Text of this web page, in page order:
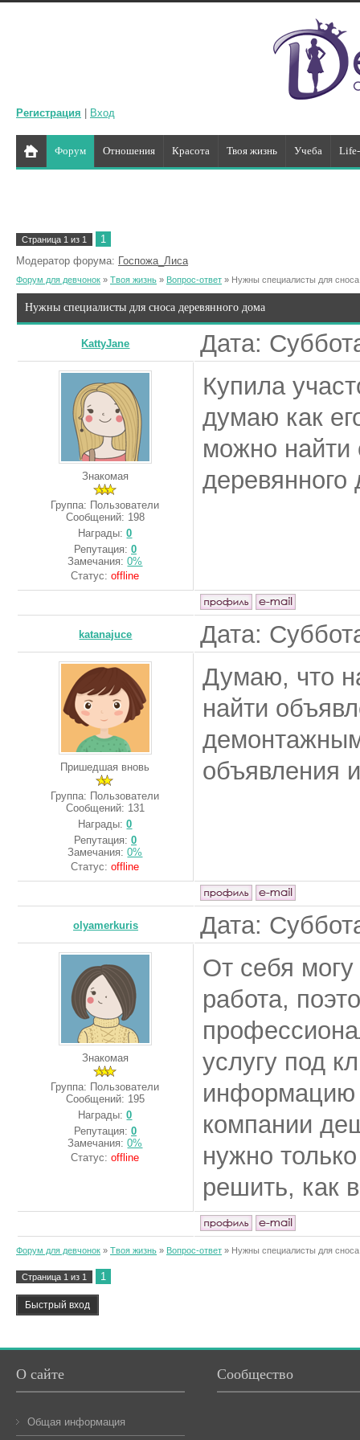
Регистрация Вход
Форум Отношения Красота Твоя жизнь Учеба
Страница 1 из 1
1
Модератор форума: Госпожа_Лиса
Форум для девчонок » Твоя жизнь » Вопрос-ответ » Нужны специалисты для
Нужны специалисты для сноса деревянного дома
KattyJane Дата:
Знакомая
Группа: Пользователи
Сообщений: 198
Награды:0
Репутация: 0
Замечания:0%
Статус:offline
Купила
думаю как
можно найти
деревянного
katanajuce Дата:
Пришедшая вновь
Группа: Пользователи
Сообщений: 131
Награды:0
Репутация: 0
Замечания:0%
Статус:offline
Думаю, что
найти
объявления
olyamerkuris Дата:
Знакомая
Группа: Пользователи
Сообщений: 195
Награды:0
Репутация: 0
Замечания:0%
Статус:offline
От себя
работа,
услугу под
компании
нужно
решить, как
Форум для девчонок » Твоя жизнь » Вопрос-ответ » Нужны специалисты для
Страница 1 из 1 1
О сайте
Общая информация
Сообщество